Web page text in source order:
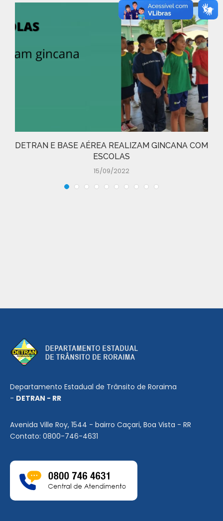
DETRAN E BASE AÉREA REALIZAM GINCANA COM
ESCOLAS
15/09/2022
Departamento Estadual de Trânsito de Roraima
- DETRAN - RR
Avenida Ville Roy, 1544 - bairro Caçari, Boa Vista - RR
Contato: 0800-746-4631